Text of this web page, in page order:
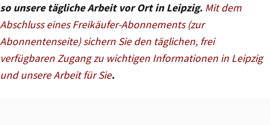
so unsere tägliche Arbeit vor Ort in Leipzig. Mit dem
Abschluss eines Freikäufer-Abonnements (zur
Abonnentenseite) sichern Sie den täglichen, frei
verfügbaren Zugang zu wichtigen Informationen in Leipzig
und unsere Arbeit für Sie.